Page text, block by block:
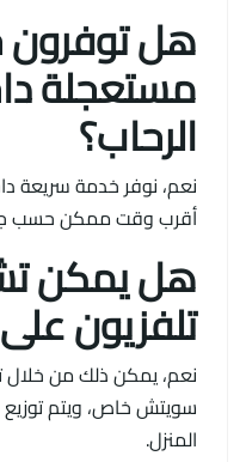
هل
مستعجلة
الرحاب؟
نعم، نوفر خدمة سريعة
أقرب وقت ممكن حسب
هل يمكن
تلفزيون
سويتش خاص، ويتم
المنزل.